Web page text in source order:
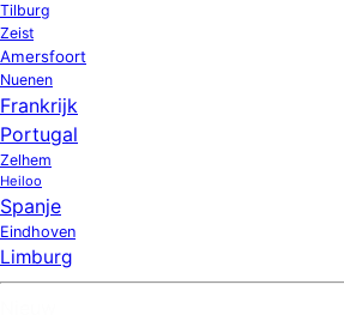
Tilburg
Zeist
Amersfoort
Nuenen
Frankrijk
Portugal
Zelhem
Heiloo
Spanje
Eindhoven
Limburg